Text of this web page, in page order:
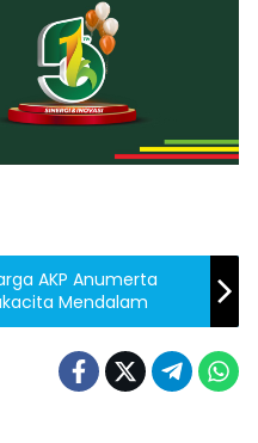
AKP Anumerta
Mendalam